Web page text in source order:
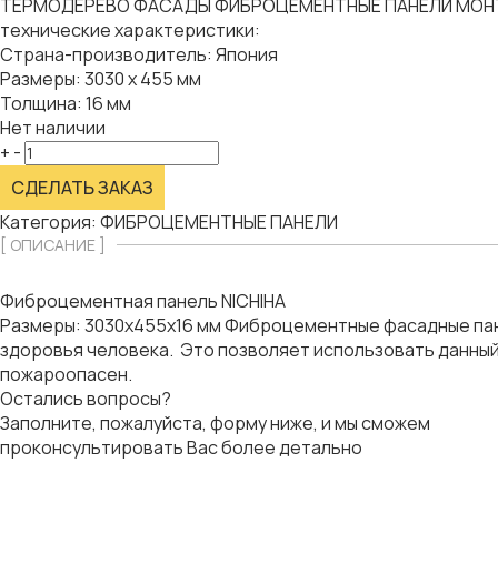
ТЕРМОДЕРЕВОФАСАДЫ ФИБРОЦЕМЕНТНЫЕ ПАНЕЛИ
технические характеристики:
Страна-производитель: Япония
Размеры: 3030 х 455 мм
Толщина: 16 мм
Нет наличии
+ -
СДЕЛАТЬ ЗАКАЗ
Категория: ФИБРОЦЕМЕНТНЫЕ ПАНЕЛИ
[ ОПИСАНИЕ ]
Фиброцементная панель NICHIHA
Размеры: 3030х455х16 мм Фиброцементные фасадные
здоровья человека. Это позволяет использовать
пожароопасен.
Остались вопросы?
Заполните, пожалуйста, форму ниже, и мы сможем
проконсультировать Вас более детально